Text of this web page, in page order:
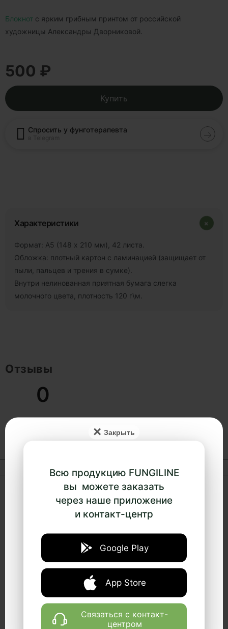
Всю продукцию FUNGILINE
вы можете заказать
через наше приложение
и контакт-центр
Google Play
App Store
Связаться с контакт-
центром
×
Блокнот с ярким грибным принтом от российской
художницы Александры Дворниковой.
500 ₽
Купить
Спросить у фунготерапевта
Характеристики +
Формат: А5 (148 х 210 мм), 42 листа.
Обложка: плотный картон с ламинацией (защищает от
пыли, пальцев и трения в сумке).
Внутри нелинованная приятная бумага слегка
молочного цвета, плотность 120 г\м.
0
Отзывы
8-800-333-32-11
info@fungiline.com
Telegram